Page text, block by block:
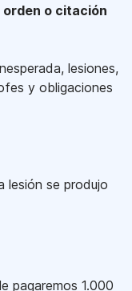
orden o citación
lesiones,
y obligaciones
lesión se produjo
pagaremos 1.000